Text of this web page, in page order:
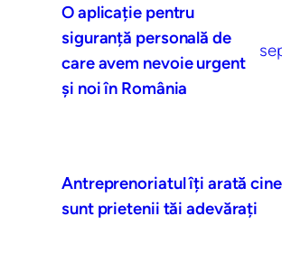
O aplicație pentru
siguranță personală de
care avem nevoie urgent
și noi în România
Antreprenoriatul îți arată cine
sunt prietenii tăi adevărați